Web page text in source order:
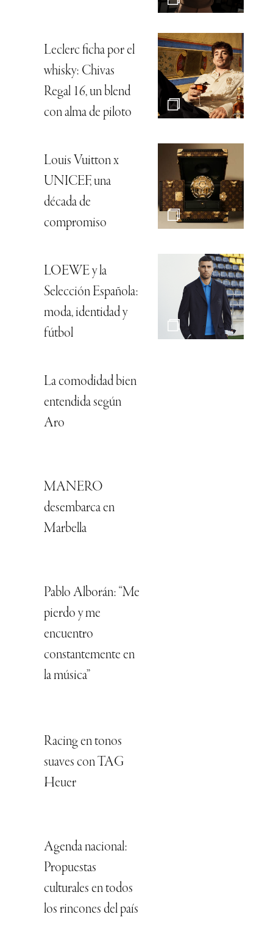
Leclerc ficha por el
whisky: Chivas
Regal 16, un blend
con alma de piloto
Louis Vuitton x
UNICEF, una
década de
compromiso
LOEWE y la
Selección Española:
moda, identidad y
fútbol
La comodidad bien
entendida según
Aro
MANERO
desembarca en
Marbella
Pablo Alborán: “Me
pierdo y me
encuentro
constantemente en
la música”
Racing en tonos
suaves con TAG
Heuer
Agenda nacional:
Propuestas
culturales en todos
los rincones del país